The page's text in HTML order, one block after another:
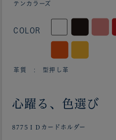
テンカラーズ
COLOR
革質 : 型押し革
心躍る、色選び
8775ＩＤカードホルダー